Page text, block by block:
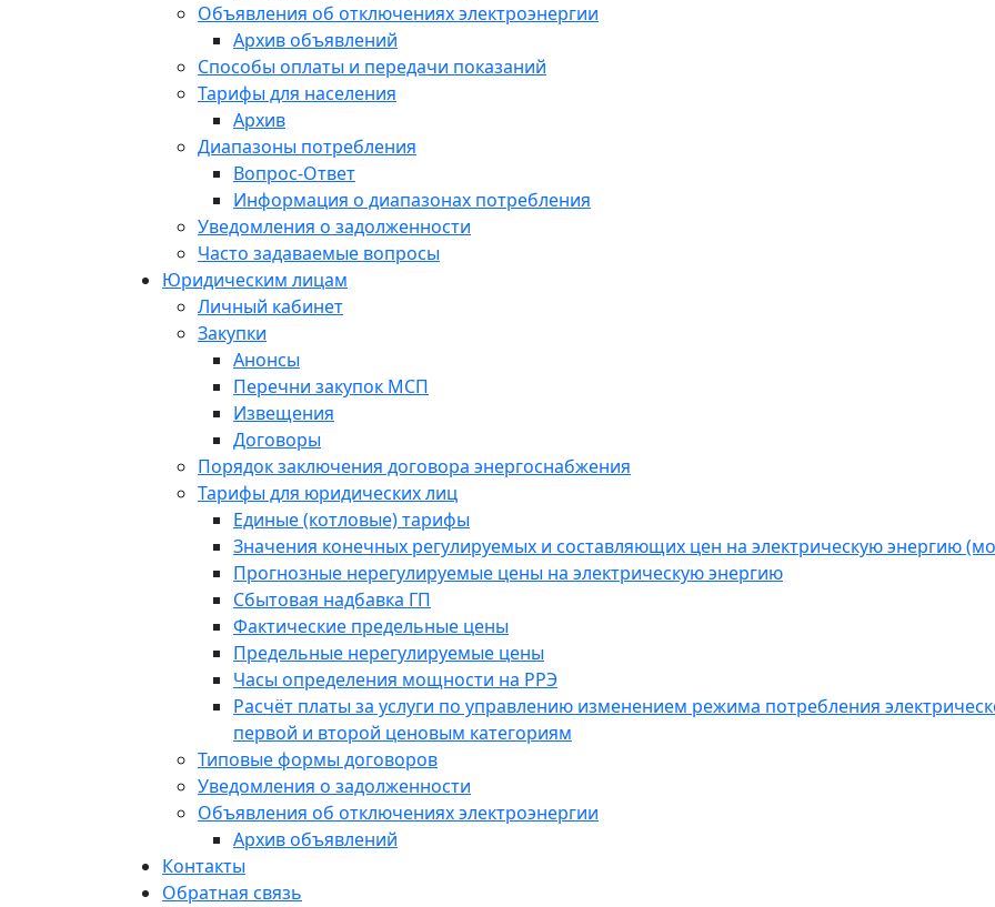
Объявления об отключениях электроэнергии
Архив объявлений
Способы оплаты и передачи показаний
Тарифы для населения
Архив
Диапазоны потребления
Вопрос-Ответ
Информация о диапазонах потребления
Уведомления о задолженности
Часто задаваемые вопросы
Юридическим лицам
Личный кабинет
Закупки
Анонсы
Перечни закупок МСП
Извещения
Договоры
Порядок заключения договора энергоснабжения
Тарифы для юридических лиц
Единые (котловые) тарифы
Значения конечных регулируемых и составляющих цен на электрическую энергию
Прогнозные нерегулируемые цены на электрическую энергию
Сбытовая надбавка ГП
Фактические предельные цены
Предельные нерегулируемые цены
Часы определения мощности на РРЭ
Расчёт платы за услуги по управлению изменением режима потребления
первой и второй ценовым категориям
Типовые формы договоров
Уведомления о задолженности
Объявления об отключениях электроэнергии
Архив объявлений
Контакты
Обратная связь